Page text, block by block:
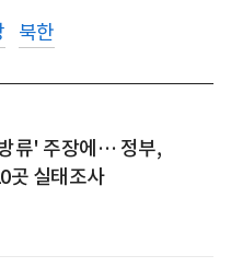
북한
류' 주장에… 정부,
곳 실태조사